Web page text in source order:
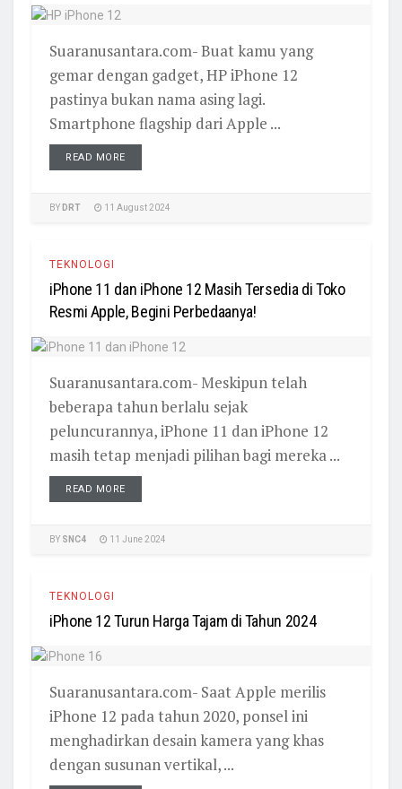
Suaranusantara.com- Buat kamu yang
gemar dengan gadget, HP iPhone 12
pastinya bukan nama asing lagi.
Smartphone flagship dari Apple ...
READ MORE
BY DRT 11 August 2024
TEKNOLOGI
iPhone 11 dan iPhone 12 Masih Tersedia di Toko
Resmi Apple, Begini Perbedaanya!
Suaranusantara.com- Meskipun telah
beberapa tahun berlalu sejak
peluncurannya, iPhone 11 dan iPhone 12
masih tetap menjadi pilihan bagi mereka ...
READ MORE
BY SNC4 11 June 2024
TEKNOLOGI
iPhone 12 Turun Harga Tajam di Tahun 2024
Suaranusantara.com- Saat Apple merilis
iPhone 12 pada tahun 2020, ponsel ini
menghadirkan desain kamera yang khas
dengan susunan vertikal, ...